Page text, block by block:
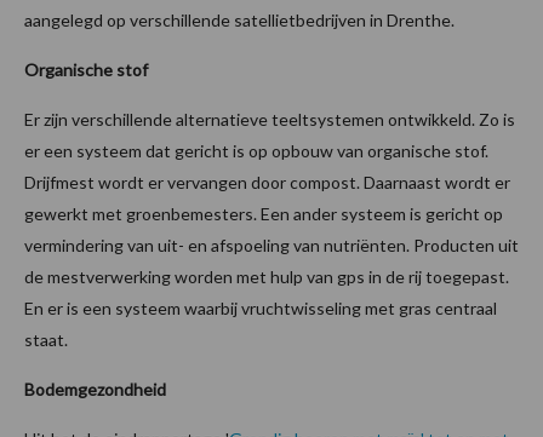
aangelegd op verschillende satellietbedrijven in Drenthe.
Organische stof
Er zijn verschillende alternatieve teeltsystemen ontwikkeld. Zo is
er een systeem dat gericht is op opbouw van organische stof.
Drijfmest wordt er vervangen door compost. Daarnaast wordt er
gewerkt met groenbemesters. Een ander systeem is gericht op
vermindering van uit- en afspoeling van nutriënten. Producten uit
de mestverwerking worden met hulp van gps in de rij toegepast.
En er is een systeem waarbij vruchtwisseling met gras centraal
staat.
Bodemgezondheid